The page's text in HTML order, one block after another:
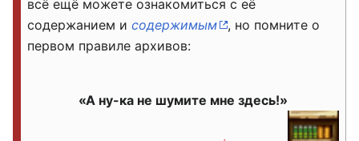
всё ещё можете ознакомиться с её
содержанием и содержимым
, но помните о
первом правиле архивов:
«А ну-ка не шумите мне здесь!»